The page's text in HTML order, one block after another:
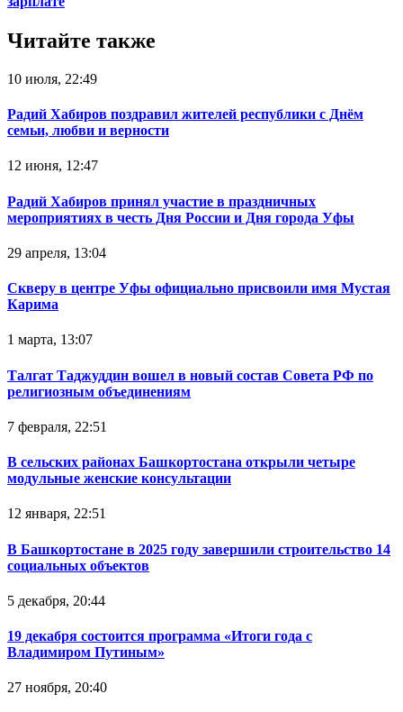
Читайте также
10 июля, 22:49
Радий Хабиров поздравил жителей республики с Днём
семьи, любви и верности
12 июня, 12:47
Радий Хабиров принял участие в праздничных
мероприятиях в честь Дня России и Дня города Уфы
29 апреля, 13:04
Скверу в центре Уфы официально присвоили имя Мустая
Карима
1 марта, 13:07
Талгат Таджуддин вошел в новый состав Совета РФ по
религиозным объединениям
7 февраля, 22:51
В сельских районах Башкортостана открыли четыре
модульные женские консультации
12 января, 22:51
В Башкортостане в 2025 году завершили строительство 14
социальных объектов
5 декабря, 20:44
19 декабря состоится программа «Итоги года с
Владимиром Путиным»
27 ноября, 20:40